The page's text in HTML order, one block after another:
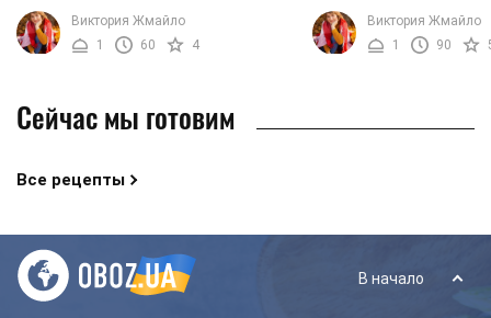
варенье выглядит очень аппетитно.
Нежный аромат ягод и приятный вкус
делают варенье ...
Виктория Жмайло
1
60 4
получается
и очень аппетитным.
десертом не устоят ни
Виктория Жмайло
1
90
Сейчас мы готовим
Все рецепты
В начало